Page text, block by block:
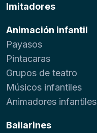
Imitadores
Animación infantil
Payasos
Pintacaras
Grupos de teatro
Músicos infantiles
Animadores infantiles
Bailarines